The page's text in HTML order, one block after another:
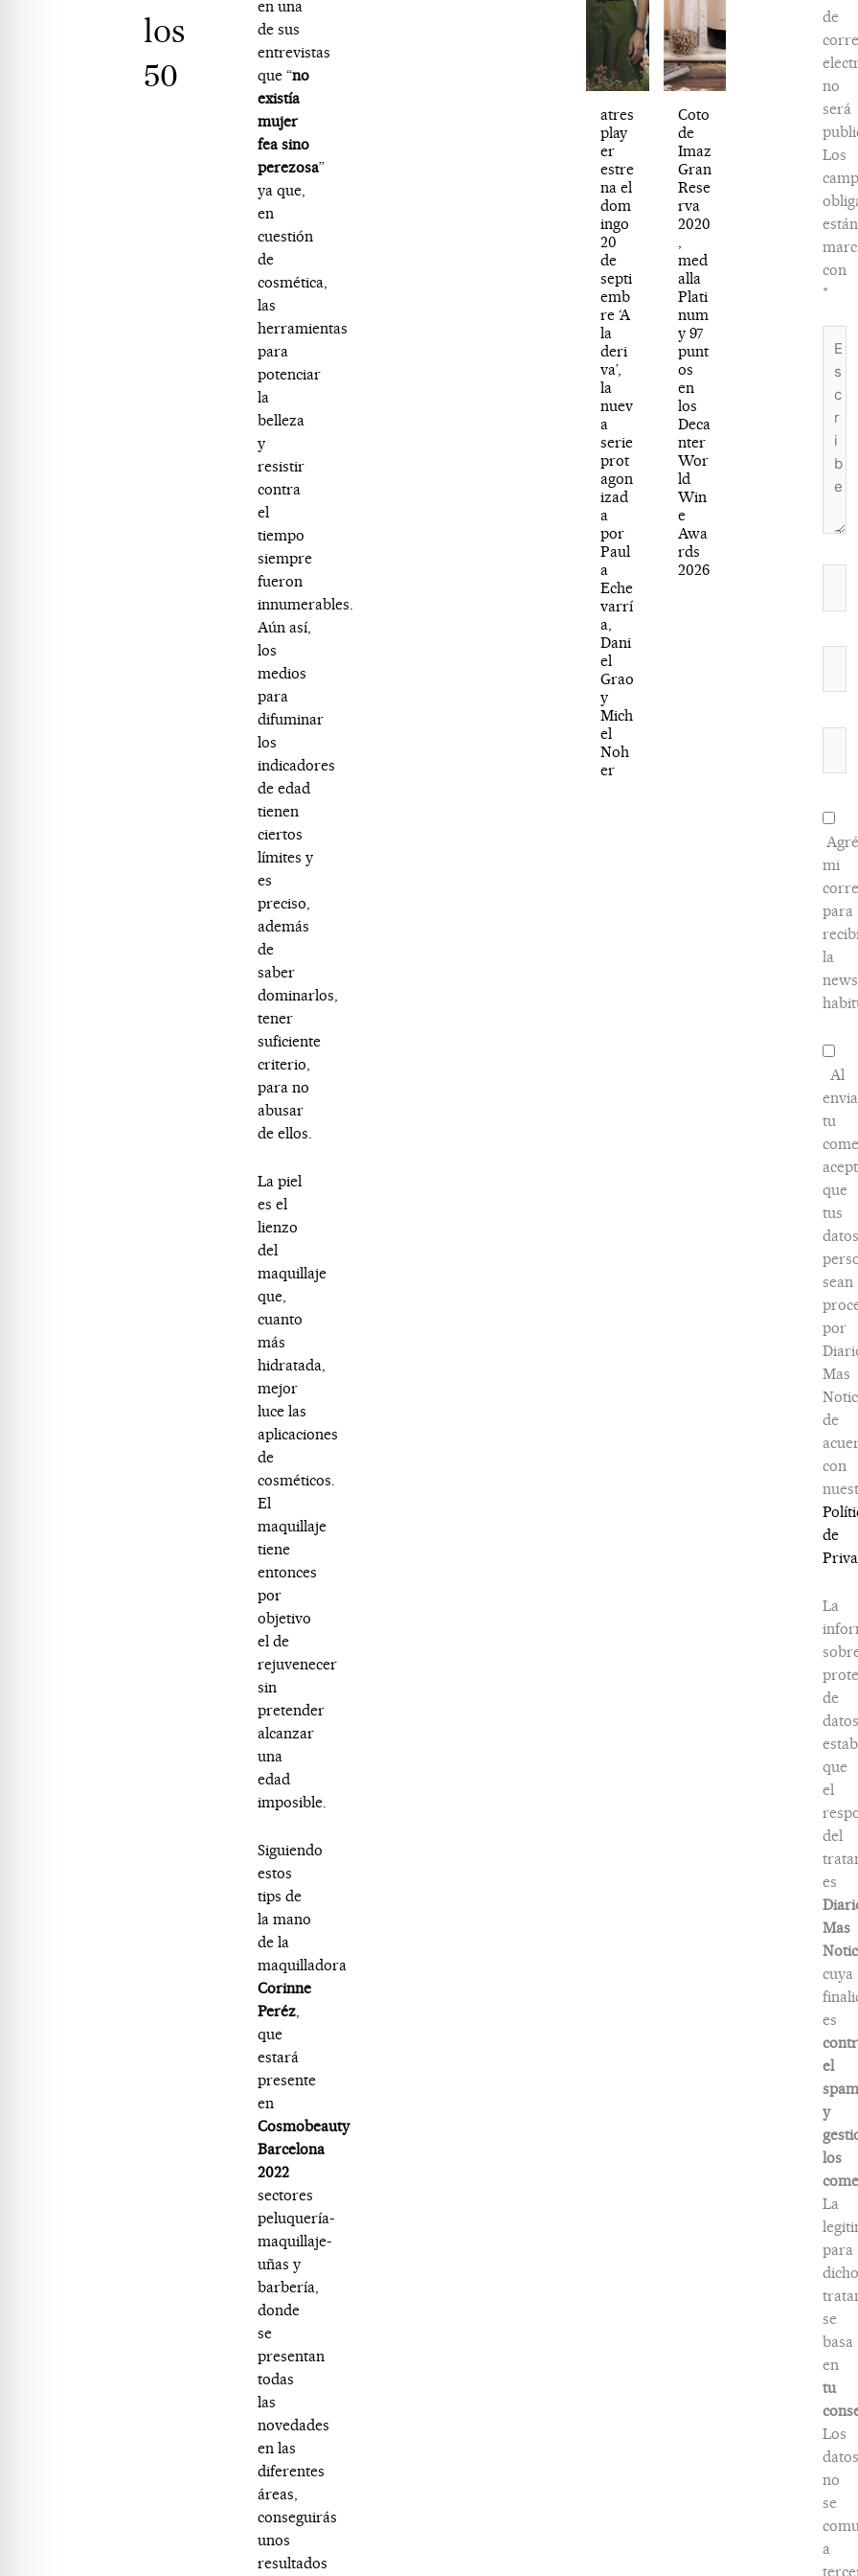
los
50
en una
de sus
entrevistas
que “no
existía
mujer
fea sino
perezosa”
ya que,
en
cuestión
de
cosmética,
las
herramientas
para
potenciar
la
belleza
y
resistir
contra
el
tiempo
siempre
fueron
innumerables.
Aún así,
los
medios
para
difuminar
los
indicadores
de edad
tienen
ciertos
límites y
es
preciso,
además
de
saber
dominarlos,
tener
suficiente
criterio,
para no
abusar
de ellos.
La piel
es el
lienzo
del
maquillaje
que,
cuanto
más
hidratada,
mejor
luce las
aplicaciones
de
cosméticos.
El
maquillaje
tiene
entonces
por
objetivo
el de
rejuvenecer
sin
pretender
alcanzar
una
edad
imposible.
Siguiendo
estos
tips de
la mano
de la
maquilladora
Corinne
Peréz,
que
estará
presente
en
Cosmobeauty
Barcelona
2022
sectores
peluquería-
maquillaje-
uñas y
barbería,
donde
se
presentan
todas
las
novedades
en las
diferentes
áreas,
conseguirás
unos
resultados
atres
play
er
estre
na el
dom
ingo
20
de
septi
emb
re ‘A
la
deri
va’,
la
nuev
a
serie
prot
agon
izad
a
por
Paul
a
Eche
varrí
a,
Dani
el
Grao
y
Mich
el
Noh
er
Coto
de
Imaz
Gran
Rese
rva
2020
med
alla
Plati
num
y 97
punt
os
en
los
Deca
nter
Wor
ld
Win
e
Awa
rds
2026
de
no
será
Los
están
con
*
aquí...
mi
para
la
Al
tu
que
tus
datos
sean
por
Mas
de
con
de
La
de
datos
que
el
del
es
Mas
cuya
es
el
y
los
La
para
dicho
se
basa
en
tu
Los
datos
no
se
a